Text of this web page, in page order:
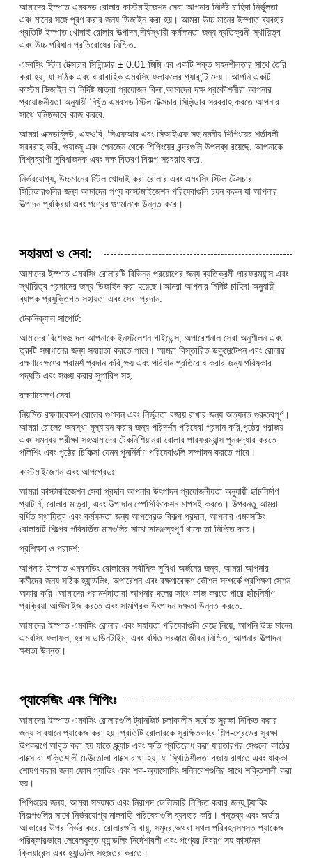
আমাদের ইস্পাত এমবসড রোলার কাস্টমাইজেশন সেবা আপনার নির্দিষ্ট চাহিদা নির্ভুলতা
এবং মানের সঙ্গে পূরণ করার জন্য ডিজাইন করা হয়। আমরা উচ্চ মানের ইস্পাত ব্যবহার
প্রতিটি ইস্পাত খোদাই রোলার উত্পাদন,দীর্ঘস্থায়ী কর্মক্ষমতা জন্য ব্যতিক্রমী স্থায়িত্ব
এবং উচ্চ পরিধান প্রতিরোধের নিশ্চিত.
এমবসিং স্টিল টেক্সচার সিলিন্ডার ± 0.01 মিমি এর একটি শক্ত সহনশীলতার সাথে তৈরি
করা হয়, যা সঠিক এবং ধারাবাহিক এমবসিং ফলাফলের গ্যারান্টি দেয়। আপনি একটি
কাস্টম ডিজাইন বা নির্দিষ্ট মাত্রা প্রয়োজন কিনা,আমাদের দক্ষ প্রকৌশলীরা আপনার
প্রয়োজনীয়তা অনুযায়ী নিখুঁত এমবসড স্টিল টেক্সচার সিলিন্ডার সরবরাহ করতে আপনার
সাথে ঘনিষ্ঠভাবে কাজ করবে.
আমরা এক্সডব্লিউ, এফওবি, সিএফআর এবং সিআইএফ সহ নমনীয় শিপিংয়ের শর্তাবলী
সরবরাহ করি, গুয়াংজু এবং শেনজেন থেকে শিপিংয়ের বন্দরগুলি উপলব্ধ রয়েছে, আপনাকে
বিশ্বব্যাপী সুবিধাজনক এবং দক্ষ বিতরণ বিকল্প সরবরাহ করে.
নির্ভরযোগ্য, উচ্চমানের স্টিল খোদাই করা রোলার এবং এমবসিং স্টিল টেক্সচার
সিলিন্ডারগুলির জন্য আমাদের পণ্য কাস্টমাইজেশন পরিষেবাগুলি চয়ন করুন যা আপনার
উত্পাদন প্রক্রিয়া এবং পণ্যের গুণমানকে উন্নত করে।
সহায়তা ও সেবা:
আমাদের ইস্পাত এমবসিং রোলারটি বিভিন্ন প্রয়োগের জন্য ব্যতিক্রমী পারফরম্যান্স এবং
স্থায়িত্ব প্রদানের জন্য ডিজাইন করা হয়েছে।আমরা আপনার নির্দিষ্ট চাহিদা অনুযায়ী
ব্যাপক প্রযুক্তিগত সহায়তা এবং সেবা প্রদান.
টেকনিক্যাল সাপোর্ট:
আমাদের বিশেষজ্ঞ দল আপনাকে ইনস্টলেশন গাইডেন্স, অপারেশনাল সেরা অনুশীলন এবং
ত্রুটি সমাধানের জন্য সহায়তা করতে পারে। আমরা বিস্তারিত ডকুমেন্টেশন এবং রোলার
রক্ষণাবেক্ষণের পরামর্শ প্রদান করি,ক্ষয় এবং পরিধান প্রতিরোধ করার জন্য পরিষ্কার
পদ্ধতি এবং সঞ্চয় করার সুপারিশ সহ.
রক্ষণাবেক্ষণ সেবা:
নিয়মিত রক্ষণাবেক্ষণ রোলের গুণমান এবং নির্ভুলতা বজায় রাখার জন্য অত্যন্ত গুরুত্বপূর্ণ।
আমরা রোলের অবস্থা মূল্যায়ন করার জন্য পরিদর্শন পরিষেবা প্রদান করি,পৃষ্ঠের পরাজয়
এবং সমন্বয় পরীক্ষা সহআমাদের টেকনিশিয়ানরা রোলার পারফরম্যান্স পুনরুদ্ধার করতে
পলিশিং এবং পৃষ্ঠের চিকিত্সা যেমন পুনর্নির্মাণ পরিষেবাগুলি সম্পাদন করতে পারে।
কাস্টমাইজেশন এবং আপগ্রেডঃ
আমরা কাস্টমাইজেশন সেবা প্রদান আপনার উৎপাদন প্রয়োজনীয়তা অনুযায়ী ছাঁচনির্মাণ
প্যাটার্ন, রোলার মাত্রা, এবং উপাদান স্পেসিফিকেশন মাপসই করতে। উপরন্তু,আমরা
বর্ধিত স্থায়িত্ব এবং কর্মক্ষমতা জন্য আপগ্রেড বিকল্প প্রদান, আপনার এমবসডিং
রোলারটি শিল্পের পরিবর্তিত মানগুলির সাথে সামঞ্জস্যপূর্ণ থাকে তা নিশ্চিত করে।
প্রশিক্ষণ ও পরামর্শ:
আপনার ইস্পাত এমবসডিং রোলারের সর্বাধিক সুবিধা অর্জনের জন্য, আমরা আপনার
কর্মীদের জন্য সঠিক হ্যান্ডলিং, অপারেশন এবং রক্ষণাবেক্ষণ কৌশল সম্পর্কে প্রশিক্ষণ সেশন
অফার করি।আমাদের পরামর্শদাতারা আপনার দলের সাথে কাজ করতে পারে ছাঁচনির্মাণ
প্রক্রিয়া অপ্টিমাইজ করতে এবং সামগ্রিক উৎপাদন দক্ষতা উন্নত করতে.
আমাদের ইস্পাত এমবসিং রোলার এবং সহায়তা পরিষেবাগুলি বেছে নিয়ে, আপনি উচ্চ মানের
এমবসিং ফলাফল, হ্রাস ডাউনটাইম, এবং বর্ধিত সরঞ্জাম জীবন নিশ্চিত, আপনার উত্পাদন
ক্ষমতা উন্নত।
প্যাকেজিং এবং শিপিংঃ
আমাদের ইস্পাত এমবসিং রোলারগুলি ট্রানজিট চলাকালীন সর্বোচ্চ সুরক্ষা নিশ্চিত করার
জন্য সাবধানে প্যাকেজ করা হয়।প্রতিটি রোলারকে সুরক্ষিতভাবে শিল্প-গ্রেডের সুরক্ষা
উপকরণে আবৃত করা হয় যাতে স্ক্র্যাচ এবং ক্ষতি প্রতিরোধ করা যায়তারপর সেগুলো কাঠের
বাক্সে বা শক্তিশালী ঢেউতোলা বাক্সে রাখা হয়, যা স্থিতিশীলতা বজায় রাখতে এবং ধাক্কা
শোষণ করার জন্য ফোম প্যাডিং এবং শক-অ্যাসোসিং সন্নিবেশগুলির সাথে শক্তিশালী করা
হয়।
শিপিংয়ের জন্য, আমরা সময়মত এবং নিরাপদ ডেলিভারি নিশ্চিত করার জন্য ট্র্যাকিং
বিকল্পগুলির সাথে নির্ভরযোগ্য মালবাহী পরিষেবাগুলি ব্যবহার করি। গন্তব্য এবং অর্ডার
আকারের উপর নির্ভর করে, রোলারগুলি বায়ু, সমুদ্র,অথবা স্থল পরিবহনসমস্ত প্যাকেজ
পরিষ্কারভাবে লেবেলযুক্ত হ্যান্ডলিং নির্দেশাবলী এবং পণ্যের বিবরণ সহ কাস্টমস
ক্লিয়ারেন্স এবং হ্যান্ডলিং সহজতর করতে।